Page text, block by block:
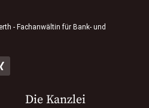
- Fachanwältin für Bank- und
Die Kanzlei